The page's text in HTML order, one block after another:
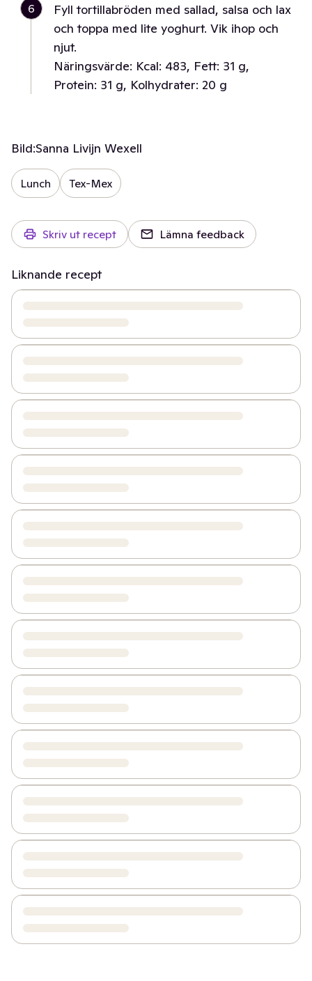
6
Fyll tortillabröden med sallad, salsa och lax
och toppa med lite yoghurt. Vik ihop och
njut.
Näringsvärde: Kcal: 483, Fett: 31 g,
Protein: 31 g, Kolhydrater: 20 g
Bild:Sanna Livijn Wexell
Lunch Tex-Mex
Skriv ut recept Lämna feedback
Liknande recept